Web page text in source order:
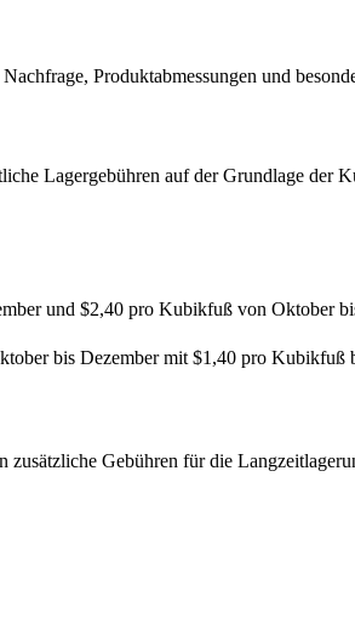
Produktabmessungen und
Lagergebühren auf der Grundlage der
und $2,40 pro Kubikfuß von Oktober
bis Dezember mit $1,40 pro Kubikfuß
Gebühren für die